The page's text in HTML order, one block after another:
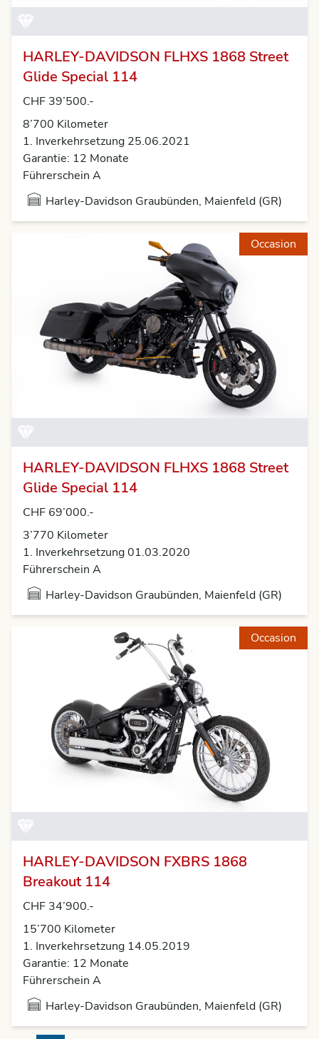
HARLEY-DAVIDSON FLHXS 1868 Street
Glide Special 114
CHF 39’500.-
8’700 Kilometer
1. Inverkehrsetzung 25.06.2021
Garantie: 12 Monate
Führerschein A
Harley-Davidson Graubünden, Maienfeld (GR)
Occasion
HARLEY-DAVIDSON FLHXS 1868 Street
Glide Special 114
CHF 69’000.-
3’770 Kilometer
1. Inverkehrsetzung 01.03.2020
Führerschein A
Harley-Davidson Graubünden, Maienfeld (GR)
Occasion
HARLEY-DAVIDSON FXBRS 1868
Breakout 114
CHF 34’900.-
15’700 Kilometer
1. Inverkehrsetzung 14.05.2019
Garantie: 12 Monate
Führerschein A
Harley-Davidson Graubünden, Maienfeld (GR)